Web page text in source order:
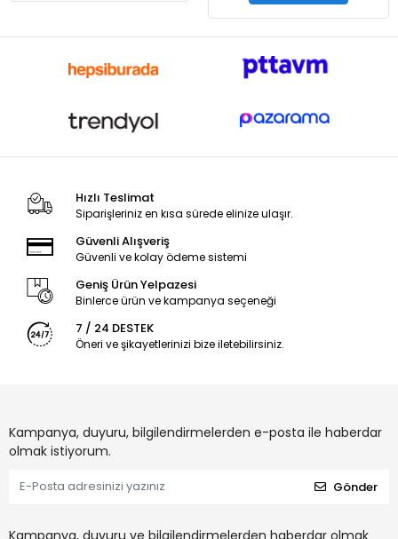
Hızlı Teslimat
Siparişleriniz en kısa sürede elinize ulaşır.
Güvenli Alışveriş
Güvenli ve kolay ödeme sistemi
Geniş Ürün Yelpazesi
Binlerce ürün ve kampanya seçeneği
7 / 24 DESTEK
Öneri ve şikayetlerinizi bize iletebilirsiniz.
Kampanya, duyuru, bilgilendirmelerden e-posta ile haberdar
olmak istiyorum.
Gönder
Kampanya, duyuru ve bilgilendirmelerden haberdar olmak